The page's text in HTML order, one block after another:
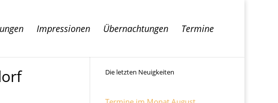
Impressionen Übernachtungen Termine
Die letzten Neuigkeiten